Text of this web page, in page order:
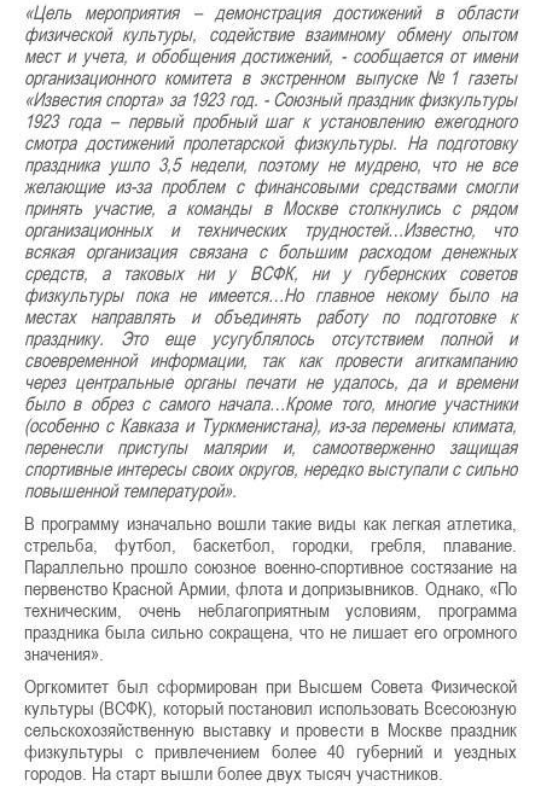
«Цель мероприятия – демонстрация достижений в области
физической культуры, содействие взаимному обмену опытом
мест и учета, и обобщения достижений, - сообщается от имени
организационного комитета в экстренном выпуске №1 газеты
«Известия спорта» за 1923 год. - Союзный праздник физкультуры
1923 года – первый пробный шаг к установлению ежегодного
смотра достижений пролетарской физкультуры. На подготовку
праздника ушло 3,5 недели, поэтому не мудрено, что не все
желающие из-за проблем с финансовыми средствами смогли
принять участие, а команды в Москве столкнулись с рядом
организационных и технических трудностей…Известно, что
всякая организация связана с большим расходом денежных
средств, а таковых ни у ВСФК, ни у губернских советов
физкультуры пока не имеется…Но главное некому было на
местах направлять и объединять работу по подготовке к
празднику. Это еще усугублялось отсутствием полной и
своевременной информации, так как провести агиткампанию
через центральные органы печати не удалось, да и времени
было в обрез с самого начала…Кроме того, многие участники
(особенно с Кавказа и Туркменистана), из-за перемены климата,
перенесли приступы малярии и, самоотверженно защищая
спортивные интересы своих округов, нередко выступали с сильно
повышенной температурой».
В программу изначально вошли такие виды как легкая атлетика,
стрельба, футбол, баскетбол, городки, гребля, плавание.
Параллельно прошло союзное военно-спортивное состязание на
первенство Красной Армии, флота и допризывников. Однако, «По
техническим, очень неблагоприятным условиям, программа
праздника была сильно сокращена, что не лишает его огромного
значения».
Оргкомитет был сформирован при Высшем Совета Физической
культуры (ВСФК), который постановил использовать Всесоюзную
сельскохозяйственную выставку и провести в Москве праздник
физкультуры с привлечением более 40 губерний и уездных
городов. На старт вышли более двух тысяч участников.